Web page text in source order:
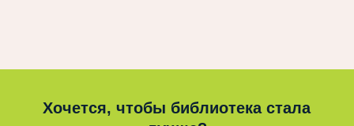
Хочется, чтобы библиотека стала